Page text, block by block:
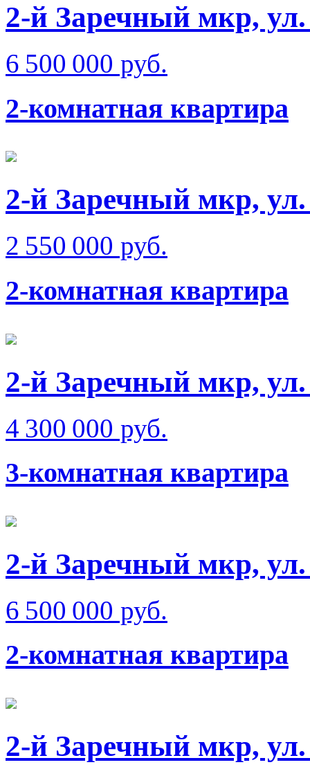
2-й Заречный мкр, ул.
6 500 000 руб.
2-комнатная квартира
2-й Заречный мкр, ул.
2 550 000 руб.
2-комнатная квартира
2-й Заречный мкр,
4 300 000 руб.
3-комнатная квартира
2-й Заречный мкр,
6 500 000 руб.
2-комнатная квартира
2-й Заречный мкр, ул.